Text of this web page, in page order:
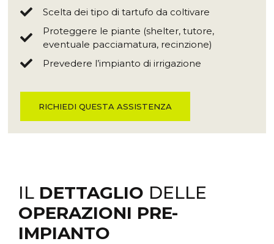
Scelta dei tipo di tartufo da coltivare
Proteggere le piante (shelter, tutore,
eventuale pacciamatura, recinzione)
Prevedere l’impianto di irrigazione
RICHIEDI QUESTA ASSISTENZA
IL DETTAGLIO DELLE
OPERAZIONI PRE-
IMPIANTO